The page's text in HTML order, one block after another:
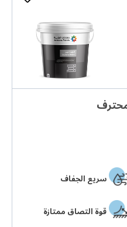
سريع الجفاف
قوة التصاق ممتازة